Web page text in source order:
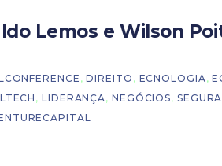
Lemos e Wilson
,DIREITO , ECNOLOGIA,
,LIDERANÇA, NEGÓCIOS,